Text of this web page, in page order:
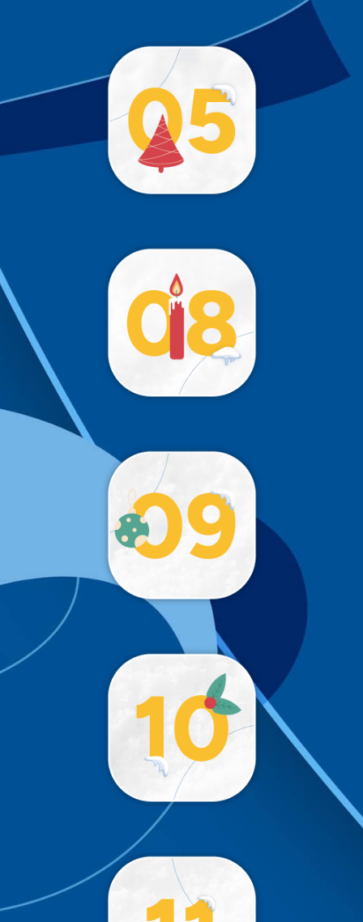
!
Trop tôt 😉
!
Trop tôt 😉
!
Trop tôt 😉
!
Trop tôt 😉